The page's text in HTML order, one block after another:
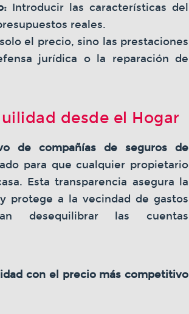
Introducir las características del
reales.
el precio, sino las prestaciones
jurídica o la reparación de
desde el Hogar
de compañías de seguros de
para que cualquier propietario
Esta transparencia asegura la
protege a la vecindad de gastos
desequilibrar las cuentas
con el precio más competitivo